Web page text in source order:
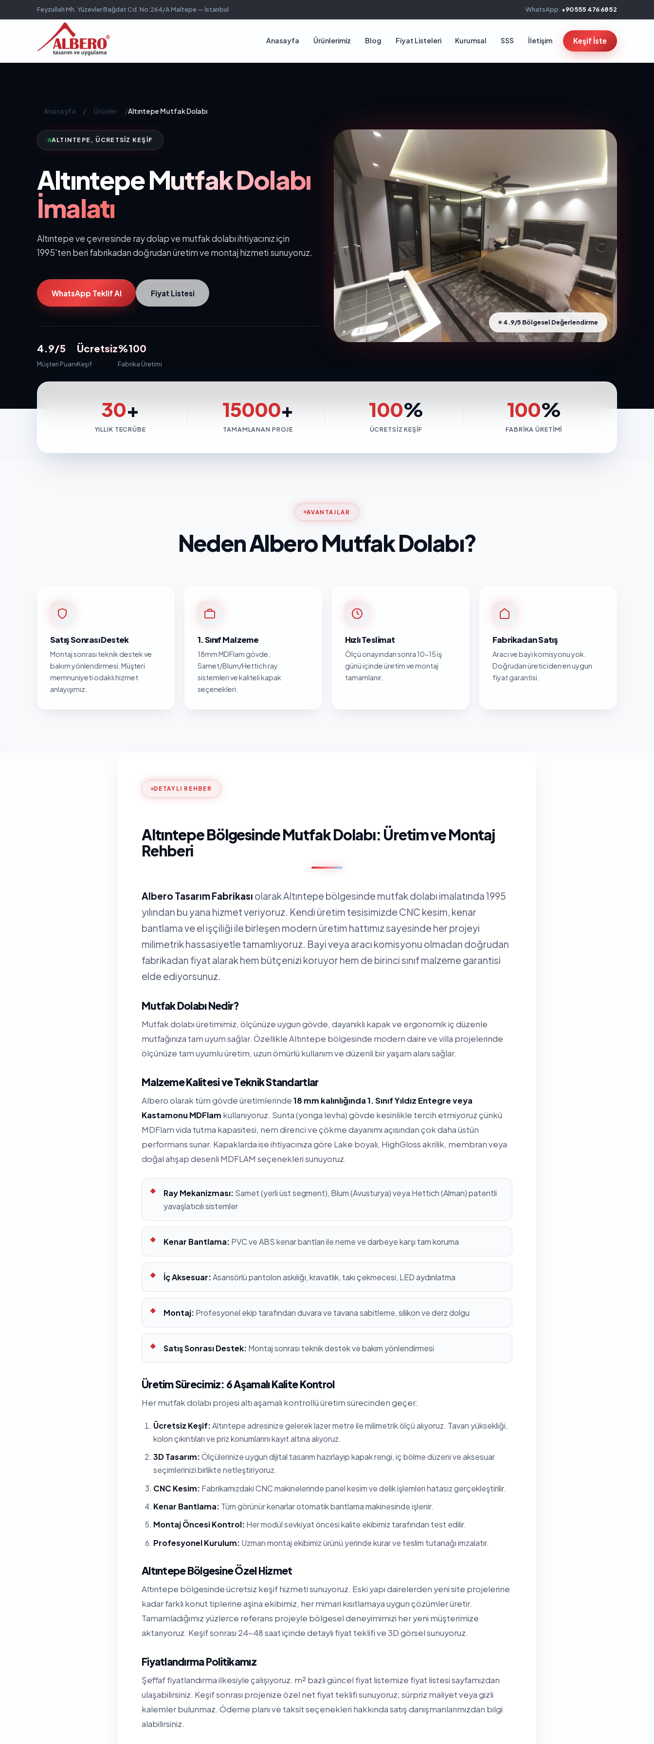
Feyzullah Mh. Yüzevler Bağdat Cd. No:264/A Maltepe — İstanbul WhatsApp: +90 555 476 68 52
Anasayfa Ürünlerimiz Blog Fiyat Listeleri Kurumsal SSS İletişim Keşif İste
Anasayfa / Ürünler /Altıntepe Mutfak Dolabı
ALTINTEPE, ÜCRETSIZ KEŞIF
AltıntepeMutfak Dolabı
İmalatı
Altıntepe ve çevresinde ray dolap ve mutfak dolabı ihtiyacınız için
1995'ten beri fabrikadan doğrudan üretim ve montaj hizmeti sunuyoruz.
WhatsApp Teklif Al Fiyat Listesi
4.9/5
Müşteri Puanı
Ücretsiz
Keşif
%100
Fabrika Üretimi
⭐ 4.9/5 Bölgesel Değerlendirme
30+
YILLIK TECRÜBE
15000+
TAMAMLANAN PROJE
100%
ÜCRETSIZ KEŞIF
100%
FABRIKA ÜRETIMI
AVANTAJLAR
Neden Albero Mutfak Dolabı?
Satış Sonrası Destek
Montaj sonrası teknik destek ve
bakım yönlendirmesi. Müşteri
memnuniyeti odaklı hizmet
anlayışımız.
1. Sınıf Malzeme
18mm MDFlam gövde,
Samet/Blum/Hettich ray
sistemleri ve kaliteli kapak
seçenekleri.
Hızlı Teslimat
Ölçü onayından sonra 10-15 iş
günü içinde üretim ve montaj
tamamlanır.
Fabrikadan Satış
Aracı ve bayi komisyonu yok.
Doğrudan üreticiden en uygun
fiyat garantisi.
DETAYLI REHBER
Altıntepe Bölgesinde Mutfak Dolabı: Üretim ve Montaj
Rehberi
Albero Tasarım Fabrikası olarak Altıntepe bölgesinde mutfak dolabı imalatında 1995
yılından bu yana hizmet veriyoruz. Kendi üretim tesisimizde CNC kesim, kenar
bantlama ve el işçiliği ile birleşen modern üretim hattımız sayesinde her projeyi
milimetrik hassasiyetle tamamlıyoruz. Bayi veya aracı komisyonu olmadan doğrudan
fabrikadan fiyat alarak hem bütçenizi koruyor hem de birinci sınıf malzeme garantisi
elde ediyorsunuz.
Mutfak Dolabı Nedir?
Mutfak dolabı üretimimiz, ölçünüze uygun gövde, dayanıklı kapak ve ergonomik iç düzenle
mutfağınıza tam uyum sağlar. Özellikle Altıntepe bölgesinde modern daire ve villa projelerinde
ölçünüze tam uyumlu üretim, uzun ömürlü kullanım ve düzenli bir yaşam alanı sağlar.
Malzeme Kalitesi ve Teknik Standartlar
Albero olarak tüm gövde üretimlerinde18 mm kalınlığında 1. Sınıf Yıldız Entegre veya
Kastamonu MDFlam kullanıyoruz. Sunta (yonga levha) gövde kesinlikle tercih etmiyoruz çünkü
MDFlam vida tutma kapasitesi, nem direnci ve çökme dayanımı açısından çok daha üstün
performans sunar. Kapaklarda ise ihtiyacınıza göre Lake boyalı, HighGloss akrilik, membran veya
doğal ahşap desenli MDFLAM seçenekleri sunuyoruz.
Ray Mekanizması: Samet (yerli üst segment), Blum (Avusturya) veya Hettich (Alman) patentli
yavaşlatıcılı sistemler
Kenar Bantlama: PVC ve ABS kenar bantları ile neme ve darbeye karşı tam koruma
İç Aksesuar:Asansörlü pantolon askılığı, kravatlık, takı çekmecesi, LED aydınlatma
Montaj: Profesyonel ekip tarafından duvara ve tavana sabitleme, silikon ve derz dolgu
Satış Sonrası Destek: Montaj sonrası teknik destek ve bakım yönlendirmesi
Üretim Sürecimiz: 6 Aşamalı Kalite Kontrol
Her mutfak dolabı projesi altı aşamalı kontrollü üretim sürecinden geçer:
Ücretsiz Keşif:Altıntepe adresinize gelerek lazer metre ile milimetrik ölçü alıyoruz. Tavan yüksekliği,
kolon çıkıntıları ve priz konumlarını kayıt altına alıyoruz.
3D Tasarım:Ölçülerinize uygun dijital tasarım hazırlayıp kapak rengi, iç bölme düzeni ve aksesuar
seçimlerinizi birlikte netleştiriyoruz.
CNC Kesim: Fabrikamızdaki CNC makinelerinde panel kesim ve delik işlemleri hatasız gerçekleştirilir.
Kenar Bantlama: Tüm görünür kenarlar otomatik bantlama makinesinde işlenir.
Montaj Öncesi Kontrol: Her modül sevkiyat öncesi kalite ekibimiz tarafından test edilir.
Profesyonel Kurulum: Uzman montaj ekibimiz ürünü yerinde kurar ve teslim tutanağı imzalatır.
Altıntepe Bölgesine Özel Hizmet
Altıntepe bölgesinde ücretsiz keşif hizmeti sunuyoruz. Eski yapı dairelerden yeni site projelerine
kadar farklı konut tiplerine aşina ekibimiz, her mimari kısıtlamaya uygun çözümler üretir.
Tamamladığımız yüzlerce referans projeyle bölgesel deneyimimizi her yeni müşterimize
aktarıyoruz. Keşif sonrası 24-48 saat içinde detaylı fiyat teklifi ve 3D görsel sunuyoruz.
Fiyatlandırma Politikamız
Şeffaf fiyatlandırma ilkesiyle çalışıyoruz. m² bazlı güncel fiyat listemize fiyat listesi sayfamızdan
ulaşabilirsiniz. Keşif sonrası projenize özel net fiyat teklifi sunuyoruz; sürpriz maliyet veya gizli
kalemler bulunmaz. Ödeme planı ve taksit seçenekleri hakkında satış danışmanlarımızdan bilgi
alabilirsiniz.